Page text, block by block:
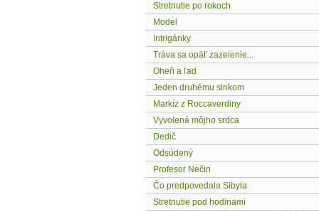
Stretnutie po rokoch
Model
Intrigánky
Tráva sa opäť zazelenie...
Oheň a ľad
Jeden druhému slnkom
Markíz z Roccaverdiny
Vyvolená môjho srdca
Dedič
Odsúdený
Profesor Nečin
Čo predpovedala Sibyla
Stretnutie pod hodinami